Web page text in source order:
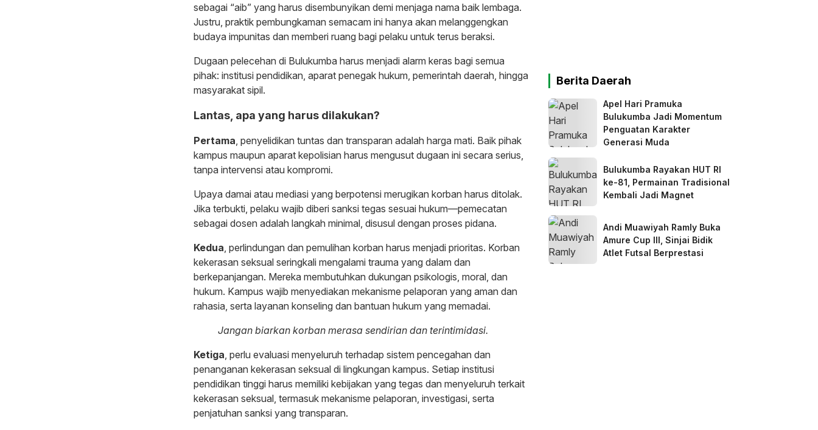
sebagai “aib” yang harus disembunyikan demi menjaga nama baik lembaga.
Justru, praktik pembungkaman semacam ini hanya akan melanggengkan
budaya impunitas dan memberi ruang bagi pelaku untuk terus beraksi.
Dugaan pelecehan di Bulukumba harus menjadi alarm keras bagi semua
pihak: institusi pendidikan, aparat penegak hukum, pemerintah daerah, hingga
masyarakat sipil.
Lantas, apa yang harus dilakukan?
Pertama , penyelidikan tuntas dan transparan adalah harga mati. Baik pihak
kampus maupun aparat kepolisian harus mengusut dugaan ini secara serius,
tanpa intervensi atau kompromi.
Upaya damai atau mediasi yang berpotensi merugikan korban harus ditolak.
Jika terbukti, pelaku wajib diberi sanksi tegas sesuai hukum—pemecatan
sebagai dosen adalah langkah minimal, disusul dengan proses pidana.
Kedua , perlindungan dan pemulihan korban harus menjadi prioritas. Korban
kekerasan seksual seringkali mengalami trauma yang dalam dan
berkepanjangan. Mereka membutuhkan dukungan psikologis, moral, dan
hukum. Kampus wajib menyediakan mekanisme pelaporan yang aman dan
rahasia, serta layanan konseling dan bantuan hukum yang memadai.
Jangan biarkan korban merasa sendirian dan terintimidasi.
Ketiga , perlu evaluasi menyeluruh terhadap sistem pencegahan dan
penanganan kekerasan seksual di lingkungan kampus. Setiap institusi
pendidikan tinggi harus memiliki kebijakan yang tegas dan menyeluruh terkait
kekerasan seksual, termasuk mekanisme pelaporan, investigasi, serta
penjatuhan sanksi yang transparan.
Berita Daerah
Apel Hari Pramuka
Bulukumba Jadi Momentum
Penguatan Karakter
Generasi Muda
Bulukumba Rayakan HUT RI
ke-81, Permainan Tradisional
Kembali Jadi Magnet
Andi Muawiyah Ramly Buka
Amure Cup III, Sinjai Bidik
Atlet Futsal Berprestasi